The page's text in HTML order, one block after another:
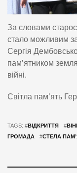
За словами
стало можливим
Сергія
пам’ятником
війні.
Світла пам’ять
TAGS: #ВІДКРИТТЯ #
ГРОМАДА
#СТЕЛА